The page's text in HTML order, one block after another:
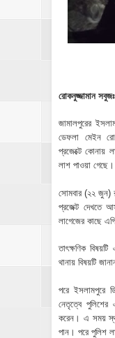
রোকনুজ্জামান সবুজঃ
জামালপুরের
ডেফলা মেইন
প্রজেক্টে কোনায়
লাশ পাওয়া গেছে।
সোমবার (২২ জুন)
প্রজেক্ট দেখতে
লাগেজের কাছে
তাৎক্ষণিক
থানায় বিষয়টি
পরে ইসলামপুরে
নেতৃত্বে পুলিশের
করেন। এ সময়
পান। পরে পুলিশ